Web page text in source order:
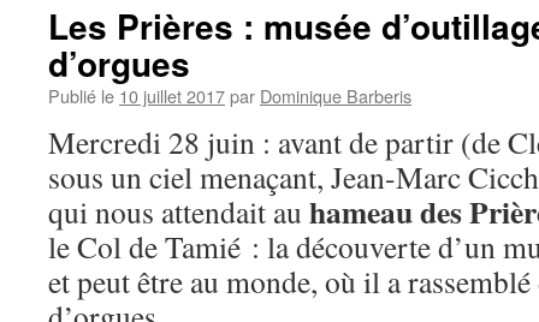
Les Prières : musée
d’orgues
Publié le 10 juillet 2017par Dominique Barberis
Mercredi 28 juin : avant de partir (de
sous un ciel menaçant, Jean-Marc
qui nous attendait au hameau des
le Col de Tamié : la découverte d’un
et peut être au monde, où il a